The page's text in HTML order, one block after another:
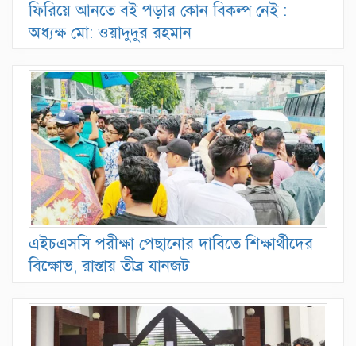
ফিরিয়ে আনতে বই পড়ার কোন বিকল্প নেই :
অধ্যক্ষ মো: ওয়াদুদুর রহমান
এইচএসসি পরীক্ষা পেছানোর দাবিতে শিক্ষার্থীদের
বিক্ষোভ, রাস্তায় তীব্র যানজট